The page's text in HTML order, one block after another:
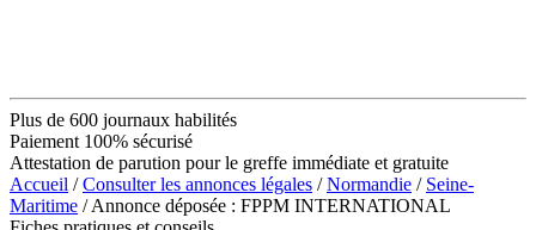
Plus de 600 journaux habilités
Paiement 100% sécurisé
Attestation de parution pour le greffe immédiate et gratuite
Accueil /Consulter les annonces légales /Normandie / Seine-
Maritime / Annonce déposée : FPPM INTERNATIONAL